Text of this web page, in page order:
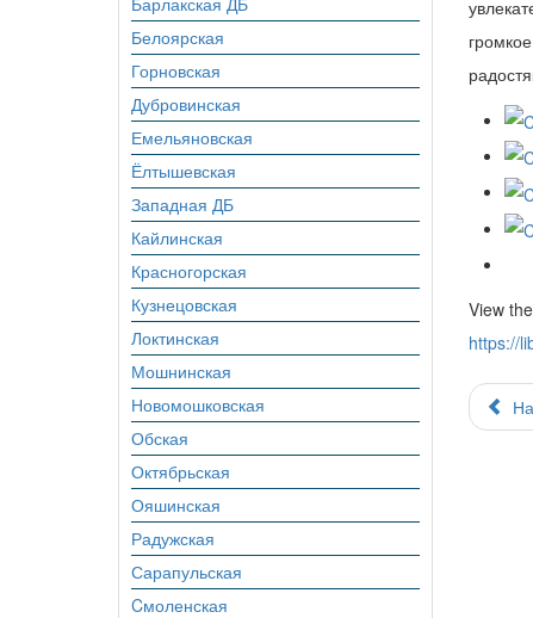
Белоярская
Горновская
Дубровинская
Емельяновская
Ёлтышевская
Западная ДБ
Кайлинская
Красногорская
Кузнецовская
Локтинская
Мошнинская
Новомошковская
Обская
Октябрьская
Ояшинская
Радужская
Сарапульская
Cмоленская
View
https://